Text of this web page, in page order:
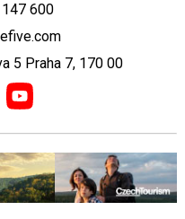
600
5 Praha 7, 170 00